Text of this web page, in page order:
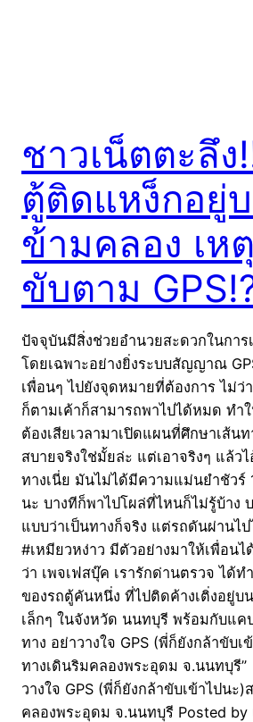
ชาวเน็ตตะลึง
ตู้ติดแหง็กอยู่
ข้ามคลอง เห
ขับตาม
ปัจจุบันมีสิ่งช่วยอำนวยสะดวกในการ
โดยเฉพาะอย่างยิ่งระบบสัญญาณ
เพื่อนๆ ไปยังจุดหมายที่ต้องการ ไม่ว่
ก็ตามเค้าก็สามารถพาไปได้หมด ทำใ
ต้องเสียเวลามาเปิดแผนที่ศึกษาเส้
สบายจริงใช่มั้ยล่ะ แต่เอาจริงๆ แล้วไ
ทางเนี่ย มันไม่ได้มีความแม่นยำชัวร์
นะ บางทีก็พาไปโผล่ที่ไหนก็ไม่รู้บ้าง
แบบว่าเป็นทางก็จริง แต่รถดันผ่านไ
#เหมียวหง่าว มีตัวอย่างมาให้เพื่อน
ว่า เพจเฟสบุ๊ค เรารักด่านตรวจ ได้
ของรถตู้คันหนึ่ง ที่ไปติดค้างเติ่งอยู่บ
เล็กๆ ในจังหวัด นนทบุรี พร้อมกับแค
ทาง อย่าวางใจ GPS (พี่ก็ยังกล้าขับ
ทางเดินริมคลองพระอุดม จ.นนทบุรี
วางใจ GPS (พี่ก็ยังกล้าขับเข้าไปนะ
คลองพระอุดม จ.นนทบุรี Posted by